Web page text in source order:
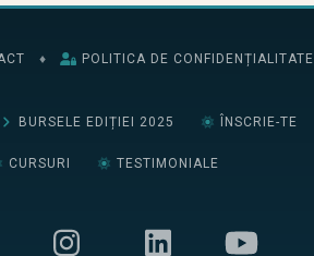
♦ POLITICA DE CONFIDENȚIALITATE
BURSELE EDIȚIEI 2025 ÎNSCRIE-TE
CURSURI TESTIMONIALE